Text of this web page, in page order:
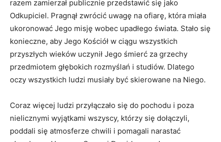
razem zamierzał publicznie przedstawić się jako
Odkupiciel. Pragnął zwrócić uwagę na ofiarę, która miała
ukoronować Jego misję wobec upadłego świata. Stało się
konieczne, aby Jego Kościół w ciągu wszystkich
przyszłych wieków uczynił Jego śmierć za grzechy
przedmiotem głębokich rozmyślań i studiów. Dlatego
oczy wszystkich ludzi musiały być skierowane na Niego.
Coraz więcej ludzi przyłączało się do pochodu i poza
nielicznymi wyjątkami wszyscy, którzy się dołączyli,
poddali się atmosferze chwili i pomagali narastać